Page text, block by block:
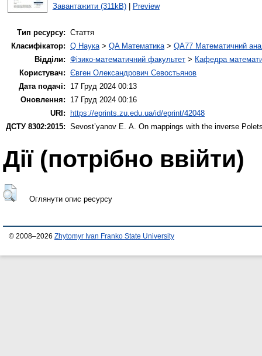
Завантажити (311kB)| Preview
Тип ресурсу: Стаття
Класифікатор: Q Наука> QA Математика> QA77 Математичний
Відділи: Фізико-математичний факультет > Кафедра
Користувач: Євген Олександрович Севостьянов
Дата подачі:
17 Груд 2024 00:13
Оновлення:
17 Груд 2024 00:16
URI:
https://eprints.zu.edu.ua/id/eprint/42048
ДСТУ 8302:2015: Sevost’yanov Е. А. On mappings with the inverse
Дії ​​(потрібно ввійти)
Оглянути опис ресурсу
© 2008–2026 Zhytomyr Ivan Franko State University